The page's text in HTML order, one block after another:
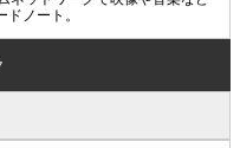
ノート。